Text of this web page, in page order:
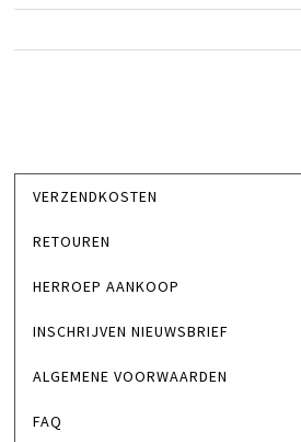
VERZENDKOSTEN
RETOUREN
HERROEP AANKOOP
INSCHRIJVEN NIEUWSBRIEF
ALGEMENE VOORWAARDEN
FAQ